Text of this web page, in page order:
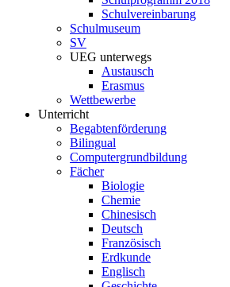
Schulvereinbarung
Schulmuseum
SV
UEG unterwegs
Austausch
Erasmus
Wettbewerbe
Unterricht
Begabtenförderung
Bilingual
Computergrundbildung
Fächer
Biologie
Chemie
Chinesisch
Deutsch
Französisch
Erdkunde
Englisch